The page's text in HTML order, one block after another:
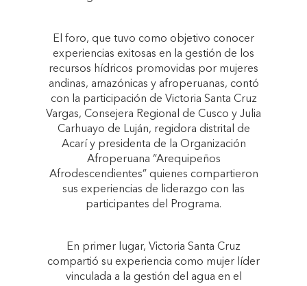
El foro, que tuvo como objetivo conocer
experiencias exitosas en la gestión de los
recursos hídricos promovidas por mujeres
andinas, amazónicas y afroperuanas, contó
con la participación de Victoria Santa Cruz
Vargas, Consejera Regional de Cusco y Julia
Carhuayo de Luján, regidora distrital de
Acarí y presidenta de la Organización
Afroperuana “Arequipeños
Afrodescendientes” quienes compartieron
sus experiencias de liderazgo con las
participantes del Programa.
En primer lugar, Victoria Santa Cruz
compartió su experiencia como mujer líder
vinculada a la gestión del agua en el